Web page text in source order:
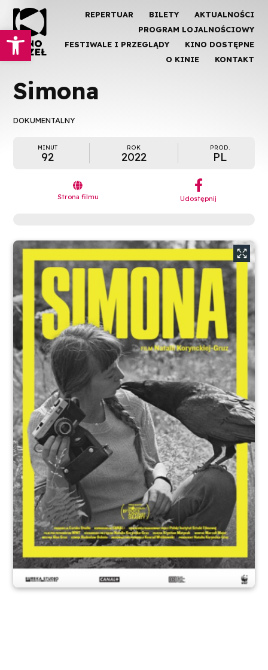
Otwórz pasek narzędzi
REPERTUAR BILETY
AKTUALNOŚCI
PROGRAM LOJALNOŚCIOWY
FESTIWALE I PRZEGLĄDY
KINO DOSTĘPNE
O KINIE
KONTAKT
Simona
DOKUMENTALNY
MINUT
92
ROK
2022
PROD.
PL

Strona filmu
︁
Udostępnij